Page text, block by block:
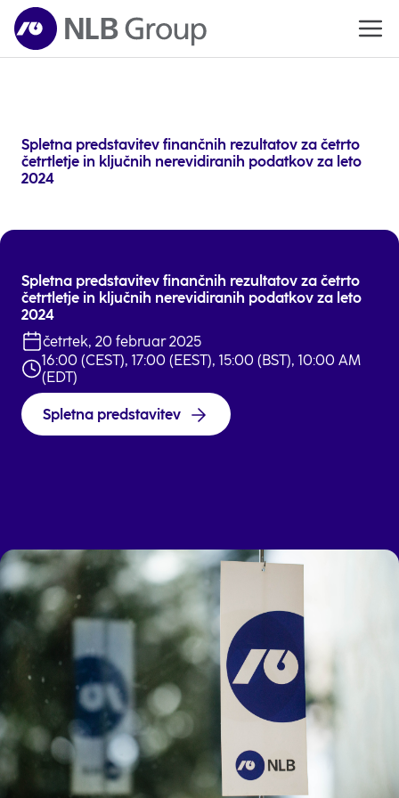
Spletna predstavitev finančnih rezultatov za četrto
četrtletje in ključnih nerevidiranih podatkov za leto
2024
Spletna predstavitev finančnih rezultatov za četrto
četrtletje in ključnih nerevidiranih podatkov za leto
2024
četrtek, 20 februar 2025
16:00 (CEST), 17:00 (EEST), 15:00 (BST), 10:00 AM
(EDT)
Spletna predstavitev